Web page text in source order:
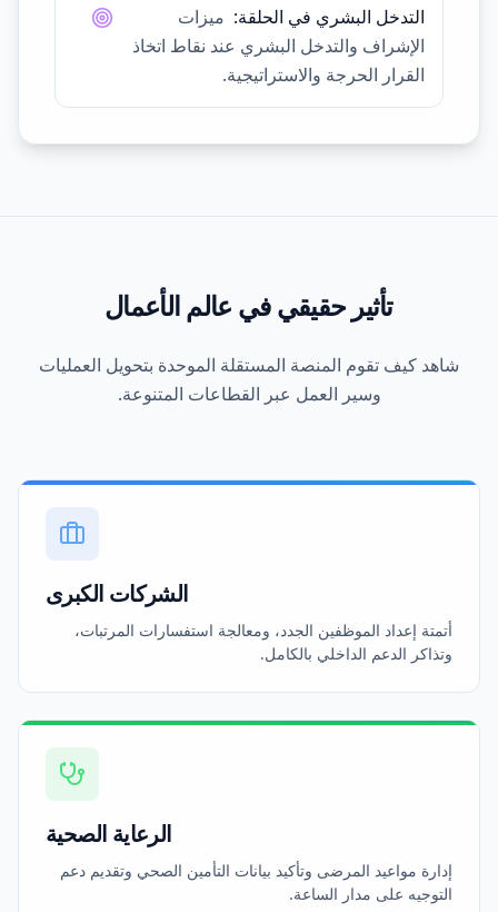
التدخل البشري في الحلقة: ميزات
الإشراف والتدخل البشري عند نقاط اتخاذ
القرار الحرجة والاستراتيجية.
تأثير حقيقي فيعالم الأعمال
شاهد كيف تقوم المنصة المستقلة الموحدة بتحويل العمليات
وسير العمل عبر القطاعات المتنوعة.
الشركات الكبرى
أتمتة إعداد الموظفين الجدد، ومعالجة استفسارات المرتبات،
وتذاكر الدعم الداخلي بالكامل.
الرعاية الصحية
إدارة مواعيد المرضى وتأكيد بيانات التأمين الصحي وتقديم دعم
التوجيه على مدار الساعة.